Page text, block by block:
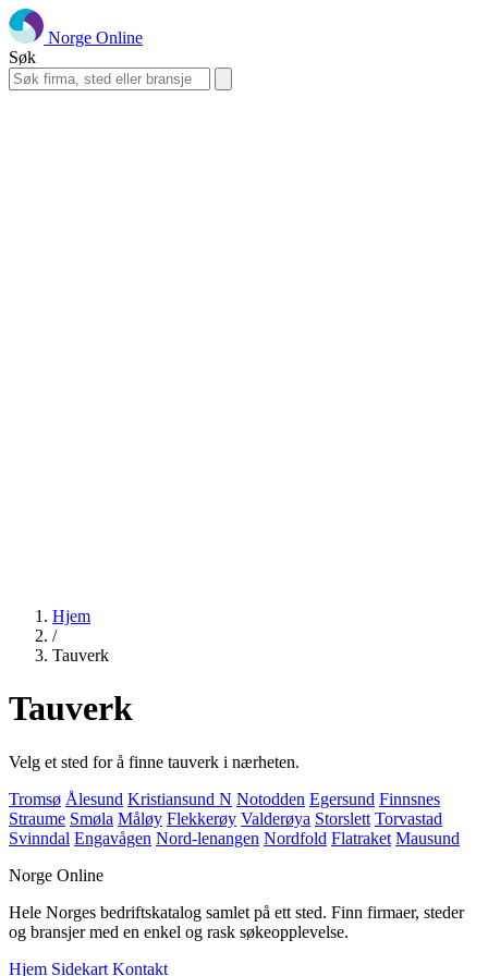
Norge Online
Søk
Hjem
/
Tauverk
Tauverk
Velg et sted for å finne tauverk i nærheten.
Tromsø Ålesund Kristiansund N Notodden Egersund Finnsnes
Straume Smøla Måløy Flekkerøy Valderøya Storslett Torvastad
Svinndal Engavågen Nord-lenangen Nordfold Flatraket Mausund
Norge Online
Hele Norges bedriftskatalog samlet på ett sted. Finn firmaer, steder
og bransjer med en enkel og rask søkeopplevelse.
Hjem Sidekart Kontakt